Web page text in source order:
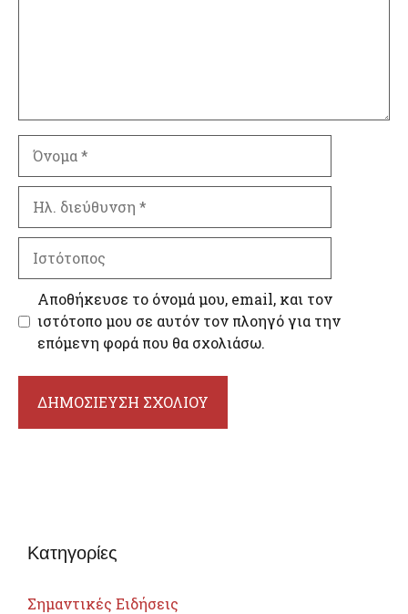
διεύθυνση
Αποθήκευσε το όνομά μου, email, και τον
ιστότοπο μου σε αυτόν τον πλοηγό για την
επόμενη φορά που θα σχολιάσω.
Κατηγορίες
Σημαντικές Ειδήσεις